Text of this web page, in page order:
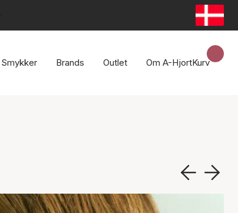
Smykker Brands Outlet Om A-HjortKurv